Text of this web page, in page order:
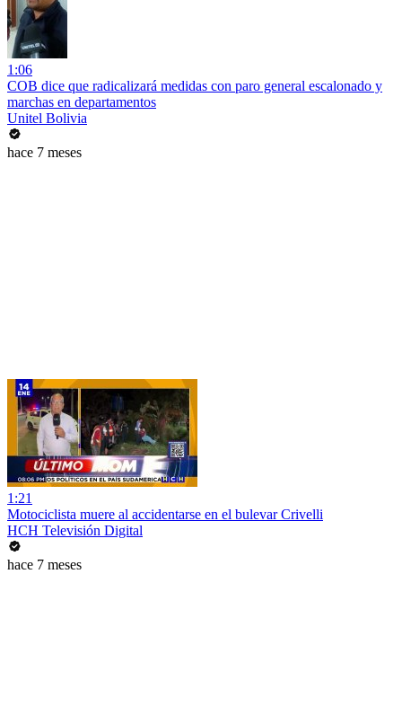
1:06
COB dice que radicalizará medidas con paro general escalonado y
marchas en departamentos
Unitel Bolivia
hace 7 meses
1:21
Motociclista muere al accidentarse en el bulevar Crivelli
HCH Televisión Digital
hace 7 meses